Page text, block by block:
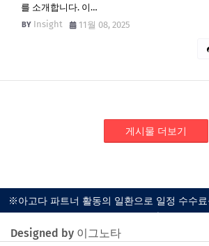
를 소개합니다. 이…
Insight
11월 08, 2025
게시물 더보기
※아고다 파트너 활동의 일환으로 일정 수수
다.
Designed by 이그노타